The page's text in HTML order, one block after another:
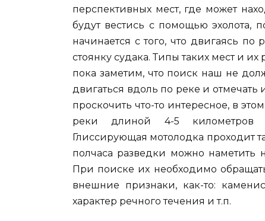
перспективных мест, где может
будут вестись с помощью эхолота,
начинается с того, что двигаясь
стоянку судака. Типы таких мест и
пока заметим, что поиск наш не
двигаться вдоль по реке и
проскочить что-то интересное, в
реки длиной 4-5 километров
Глиссирующая мотолодка проходит
полчаса разведки можно наметить
При поиске их необходимо
внешние признаки, как-то:
характер речного течения и т.п.